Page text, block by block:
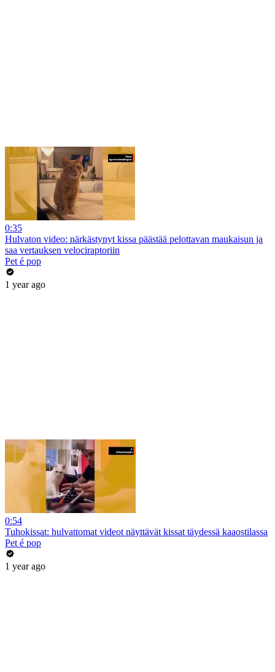
0:35
Hulvaton video: närkästynyt kissa päästää pelottavan maukaisun ja
saa vertauksen velociraptoriin
Pet é pop
1 year ago
0:54
Tuhokissat: hulvattomat videot näyttävät kissat täydessä kaaostilassa
Pet é pop
1 year ago